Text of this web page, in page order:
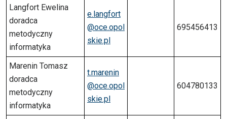
Langfort Ewelina
doradca
metodyczny
informatyka
e.langfort
@oce.opol
skie.pl
695456413
Marenin Tomasz
doradca
metodyczny
informatyka
t.marenin
@oce.opol
skie.pl
604780133